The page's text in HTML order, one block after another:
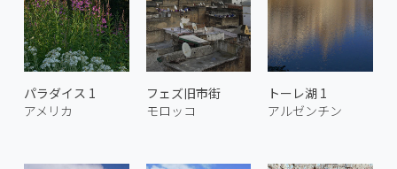
パラダイス 1
アメリカ
フェズ旧市街
モロッコ
トーレ湖 1
アルゼンチン